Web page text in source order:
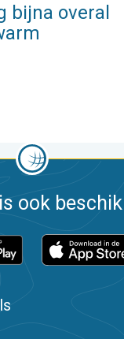
bijna overal
ook